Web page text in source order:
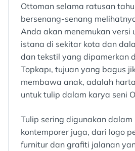
Ottoman selama ratusan
bersenang-senang
Anda akan menemukan versi
istana di sekitar kota dan
dan tekstil yang dipamerkan
Topkapı, tujuan yang bagus
membawa anak, adalah
untuk tulip dalam karya seni
Tulip sering digunakan
kontemporer juga, dari logo
furnitur dan grafiti jalanan